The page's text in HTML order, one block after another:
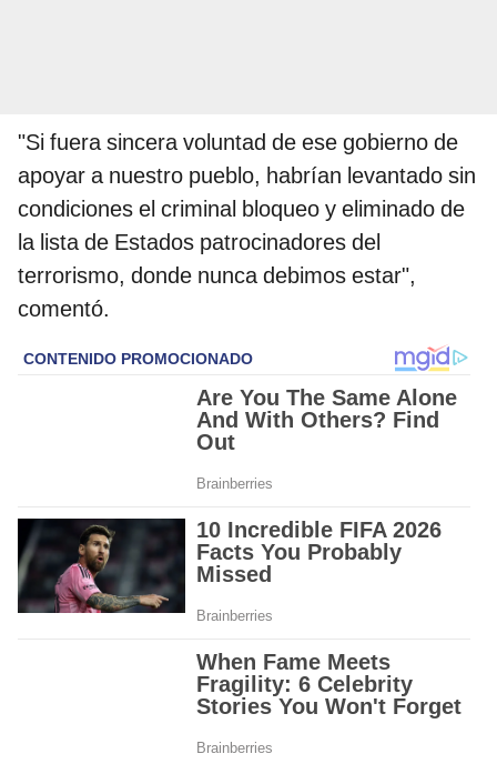
"Si fuera sincera voluntad de ese gobierno de
apoyar a nuestro pueblo, habrían levantado sin
condiciones el criminal bloqueo y eliminado de
la lista de Estados patrocinadores del
terrorismo, donde nunca debimos estar",
comentó.